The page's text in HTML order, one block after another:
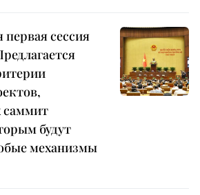
первая сессия
будут
механизмы